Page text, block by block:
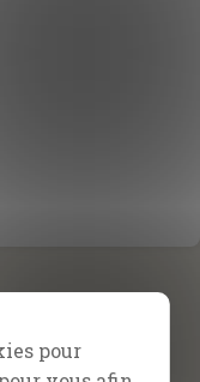
pour